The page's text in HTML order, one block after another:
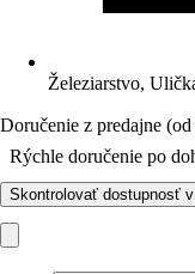
Železiarstvo,
Doručenie z predajne
Rýchle doručenie po
Skontrolovať dostupnosť